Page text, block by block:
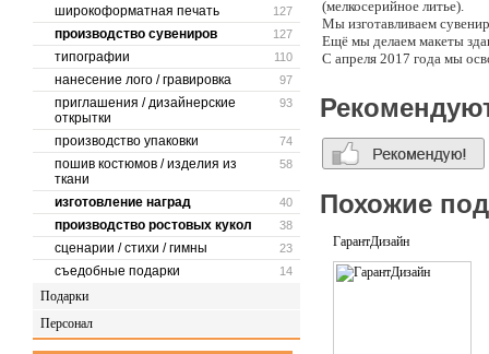
127
широкоформатная печать
127
производство сувениров
110
типографии
97
нанесение лого / гравировка
93
приглашения / дизайнерские
открытки
74
производство упаковки
58
пошив костюмов / изделия из
ткани
40
изготовление наград
38
производство ростовых кукол
23
сценарии / стихи / гимны
14
съедобные подарки
Подарки
Персонал
(мелкосерийное литье).
Мы изготавливаем
Ещё мы делаем макеты
С апреля 2017 года мы
Похожие
ГарантДизайн